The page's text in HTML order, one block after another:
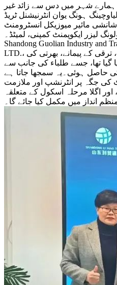
شہر میں دس سے زائد غیر
ہونگ یوان انٹرنیشنل ٹریڈ
مائیر میوزیکل انسٹرومنٹ
لیزر ایکوپمنٹ کمپنی، لمیٹڈ۔
Shandong Guolian Industry and
LTD.، کو کمپنی کی آپریٹنگ حیثیت، ترقی کے پیمانے، بھرتی کی
گیا تھا، جسے طلباء کی جانب سے
حاصل ہوئی۔یہ سمجھا جاتا ہے
کی جگہ پر انٹرنشپ اور ملازمت
اگلا مرحلہ اسکول کے متعلقہ
انداز میں مکمل کیا جائے گا۔